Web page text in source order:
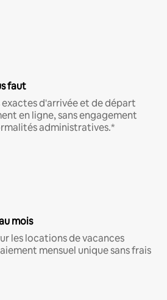
faut
exactes d'arrivée et de départ
en ligne, sans engagement
administratives.*
mois
les locations de vacances
mensuel unique sans frais